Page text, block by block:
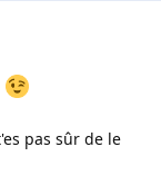
pas sûr de le